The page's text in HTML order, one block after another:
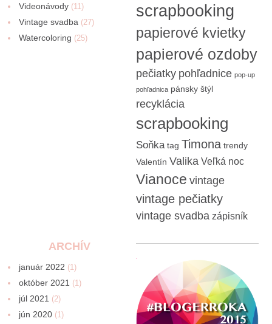
Videonávody (11)
Vintage svadba (27)
Watercoloring (25)
scrapbooking
papierové kvietky
papierové ozdoby
pečiatky pohľadnice pop-up
pohľadnica pánsky štýl
recyklácia
scrapbooking
Soňka tag Timona trendy
Valentín Valika Veľká noc
Vianoce vintage
vintage pečiatky
vintage svadba zápisník
ARCHÍV
január 2022 (1)
október 2021 (1)
júl 2021 (2)
jún 2020 (1)